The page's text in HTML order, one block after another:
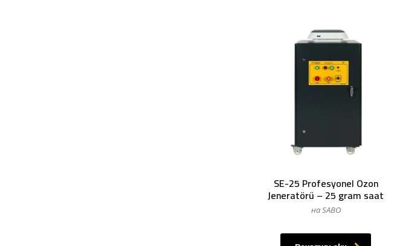
SE-25 Profesyonel Ozon
Jeneratörü – 25 gram saat
на SABO